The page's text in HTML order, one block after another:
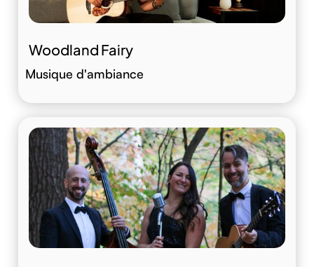
Woodland Fairy
Musique d'ambiance